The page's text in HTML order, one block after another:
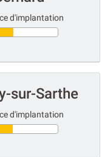
d'implantation
sur-Sarthe
d'implantation